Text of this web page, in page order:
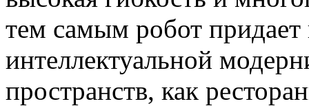
тем самым робот
интеллектуальной
пространств, как